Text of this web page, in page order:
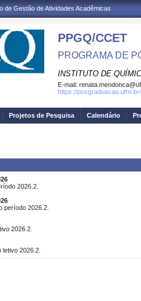
de Gestão de Atividades Acadêmicas
PPGQ/CCET
PROGRAMA DE
INSTITUTO DE
E-mail:
https://
Projetos de Pesquisa Calendário
2026.2.
período 2026.2.
2026.2.
2026.2.